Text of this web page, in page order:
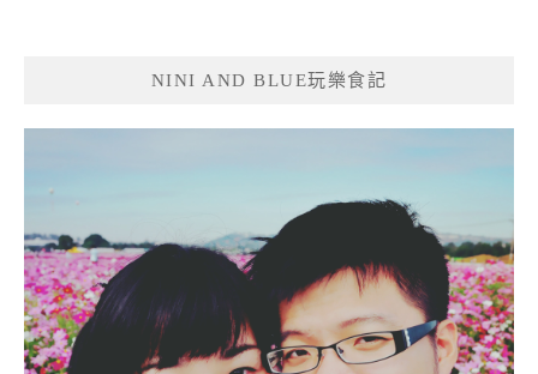
NINI AND BLUE玩樂食記